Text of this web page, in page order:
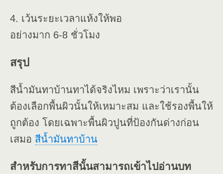
4. เว้นระยะเวลาแห้งให้พอ
อย่างมาก 6-8 ชั่วโมง
สรุป
สีน้ำมันทาบ้านทาได้จริงไหม เพราะว่าเรานั้น
ต้องเลือกพื้นผิวนั้นให้เหมาะสม และใช้รองพื้นให้
ถูกต้อง โดยเฉพาะพื้นผิวปูนที่ป้องกันด่างก่อน
เสมอ สีน้ำมันทาบ้าน
สำหรับการทาสีนั้นสามารถเข้าไปอ่านบท